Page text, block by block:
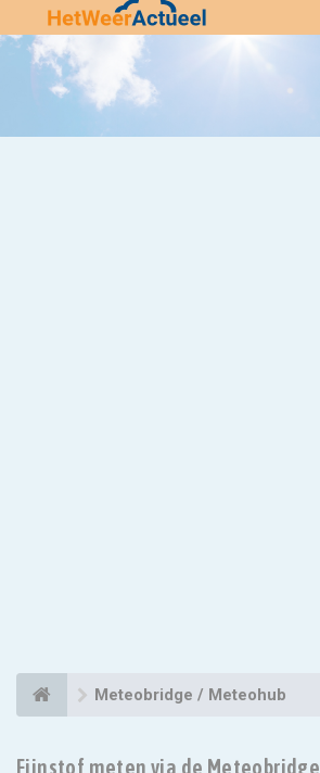
Meteobridge / Meteohub
Fijnstof meten via de Meteobridge